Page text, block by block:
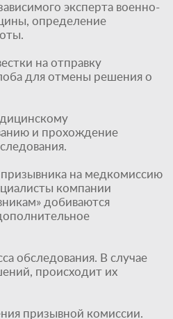
эксперта военно-
определение
на отправку
для отмены решения о
и прохождение
на медкомиссию
компании
добиваются
обследования. В случае
происходит их
призывной комиссии.